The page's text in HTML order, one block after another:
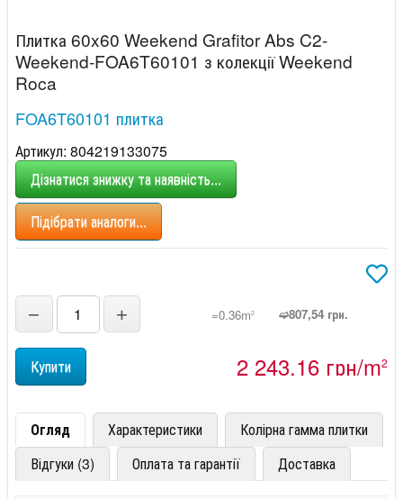
Плитка 60x60 Weekend Grafitor Abs C2-
Weekend-FOA6T60101 з колекції Weekend
Roca
FOA6T60101 плитка
Артикул: 804219133075
Дізнатися знижку та наявність...
Підібрати аналоги...
− + =0.36m2 ➫807,54 грн.
2 243,16 грн/m2
Огляд Характеристики
Колірна гамма плитки
Відгуки (3)
Оплата та гарантії Доставка